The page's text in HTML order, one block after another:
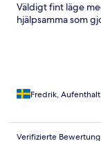
Väldigt fint läge
hjälpsamma som
Fredrik,
Verifizierte Bewertung